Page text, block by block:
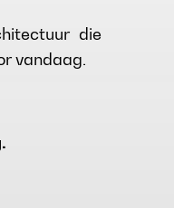
die
vandaag.